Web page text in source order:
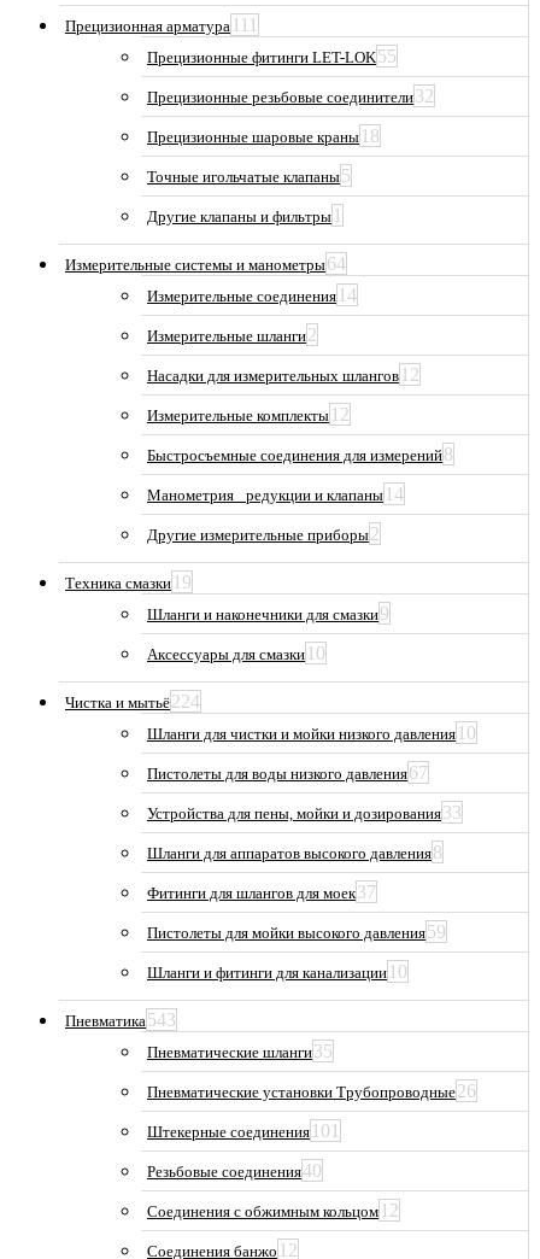
Прецизионная арматура 111
Прецизионные фитинги LET-LOK55
Прецизионные резьбовые соединители32
Прецизионные шаровые краны 18
Точные игольчатые клапаны5
Другие клапаны и фильтры 1
Измерительные системы и манометры64
Измерительные соединения 14
Измерительные шланги2
Насадки для измерительных шлангов 12
Измерительные комплекты 12
Быстросъемные соединения для измерений8
Манометрия_ редукции и клапаны 14
Другие измерительные приборы2
Техника смазки 19
Шланги и наконечники для смазки9
Аксессуары для смазки 10
Чистка и мытьё224
Шланги для чистки и мойки низкого давления 10
Пистолеты для воды низкого давления67
Устройства для пены, мойки и дозирования33
Шланги для аппаратов высокого давления8
Фитинги для шлангов для моек37
Пистолеты для мойки высокого давления59
Шланги и фитинги для канализации 10
Пневматика543
Пневматические шланги35
Пневматические установки Трубопроводные26
Штекерные соединения 101
Резьбовые соединения40
Соединения с обжимным кольцом 12
Соединения банжо 12